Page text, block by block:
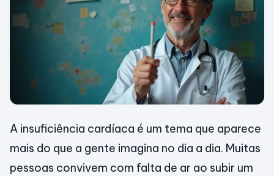
A insuficiência cardíaca é um tema que aparece
mais do que a gente imagina no dia a dia. Muitas
pessoas convivem com falta de ar ao subir um